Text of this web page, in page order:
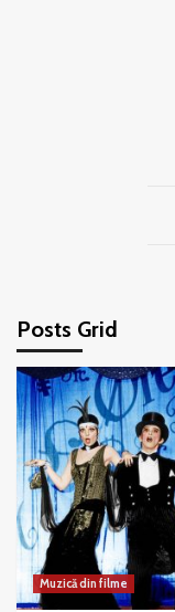
Posts Grid
Muzică din filme